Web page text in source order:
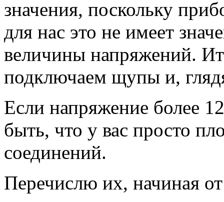
значения, поскольку
для нас это не имеет
величины напряжений.
подключаем щупы и,
Если напряжение более
быть, что у вас просто
соединений.
Перечислю их, начиная